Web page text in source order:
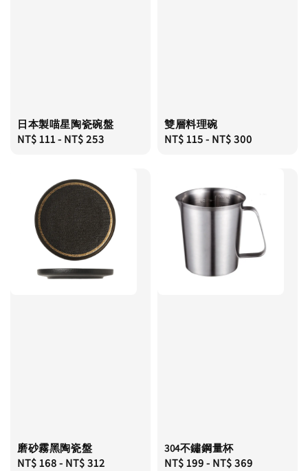
日本製喵星陶瓷碗盤
Regular
NT$ 111- NT$ 253
雙層料理碗
Regular
NT$ 115- NT$ 300
磨砂霧黑陶瓷盤
Regular
NT$ 168- NT$ 312
304不鏽鋼量杯
Regular
NT$ 199- NT$ 369